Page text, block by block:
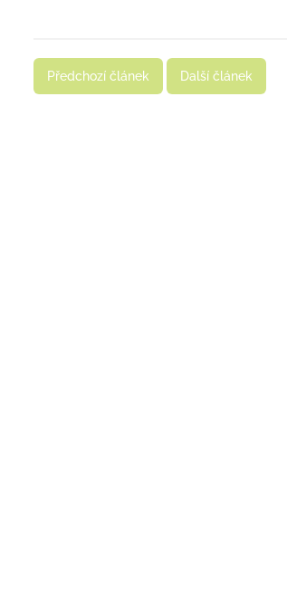
Předchozí článek Další článek